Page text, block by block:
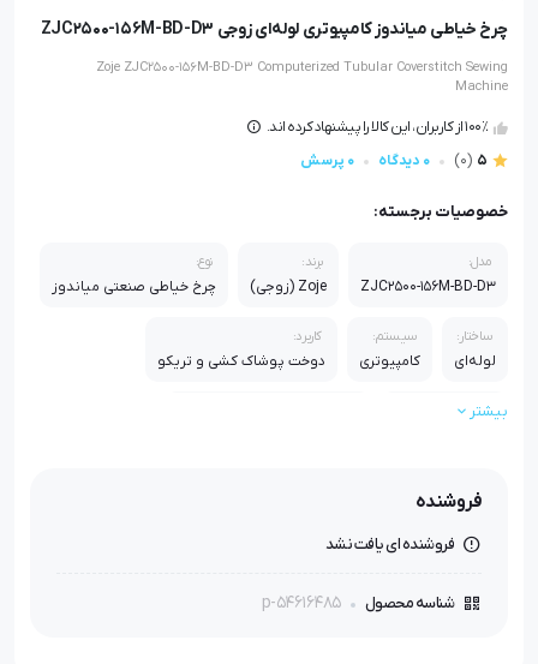
چرخ خیاطی میاندوز کامپیوتری لوله‌ای زوجی ZJC2500-156M-BD-D3
Zoje ZJC2500-156M-BD-D3 Computerized Tubular Coverstitch Sewing
Machine
100٪ از کاربران، این کالا را پیشنهاد کرده اند.
5
(0) 0 دیدگاه 0 پرسش
خصوصیات برجسته:
مدل:
ZJC2500-156M-BD-D3
برند:
Zoje (زوجی)
نوع:
چرخ خیاطی صنعتی میاندوز
ساختار:
لوله‌ای
سیستم:
کامپیوتری
کاربرد:
دوخت پوشاک کشی و تریکو
مناسب برای:
کارگاهی و تولیدی
بیشتر
فروشنده
فروشنده ای یافت نشد
شناسه محصول p-54616485